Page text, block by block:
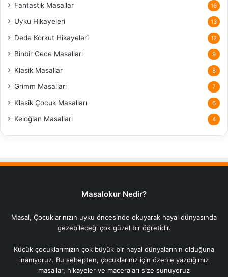
Fantastik Masallar 16
Uyku Hikayeleri 13
Dede Korkut Hikayeleri 12
Binbir Gece Masalları 9
Klasik Masallar 8
Grimm Masalları 7
Klasik Çocuk Masalları 6
Keloğlan Masalları 4
Masalokur Nedir?
Masal, Çocuklarınızın uyku öncesinde okuyarak hayal dünyasında
gezebileceği çok güzel bir öğretidir.
Küçük çocuklarımızın çok büyük bir hayal dünyalarının olduğuna
inanıyoruz. Bu sebepten, çocuklarınız için özenle yazdığımız
masallar, hikayeler ve maceraları size sunuyoruz